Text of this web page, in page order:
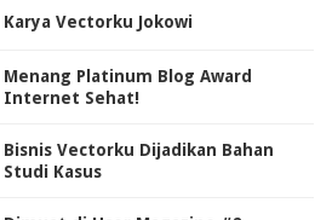
Karya Vectorku Jokowi
Menang Platinum Blog Award
Internet Sehat!
Bisnis Vectorku Dijadikan Bahan
Studi Kasus